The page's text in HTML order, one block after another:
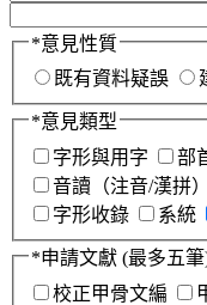
*意見性質
既有資料疑誤
*意見類型
字形與用字
部
音讀（注音/漢拼）
字形收錄
系統
*申請文獻 (最多五
校正甲骨文編